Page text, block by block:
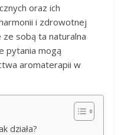
oraz ich
i zdrowotnej
ze sobą ta naturalna
pytania mogą
aromaterapii w
działa?